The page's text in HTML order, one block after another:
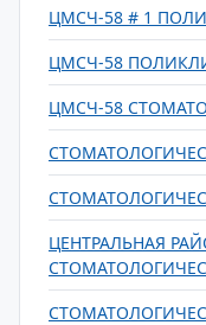
ЦМСЧ-58 # 1
ЦМСЧ-58
ЦМСЧ-58
ЦЕНТРАЛЬНАЯ